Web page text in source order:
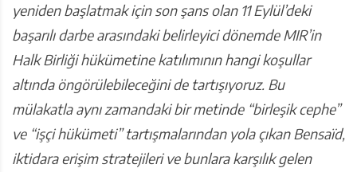
yeniden başlatmak için son şans olan 11 Eylül’deki
başarılı darbe arasındaki belirleyici dönemde MIR’in
Halk Birliği hükümetine katılımının hangi koşullar
altında öngörülebileceğini de tartışıyoruz. Bu
mülakatla aynı zamandaki bir metinde “birleşik cephe”
ve “işçi hükümeti” tartışmalarından yola çıkan Bensaïd,
iktidara erişim stratejileri ve bunlara karşılık gelen